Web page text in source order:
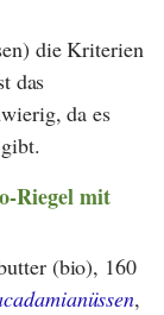
die Kriterien
das
da es
Riegel mit
(bio), 160
,